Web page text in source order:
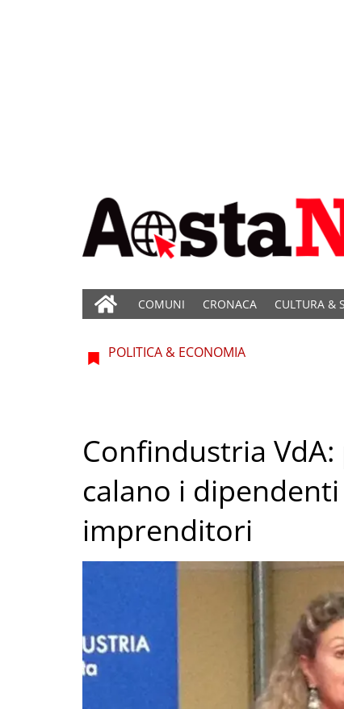
COMUNI CRONACA CULTURA &
POLITICA & ECONOMIA
Confindustria
calano i
imprenditori